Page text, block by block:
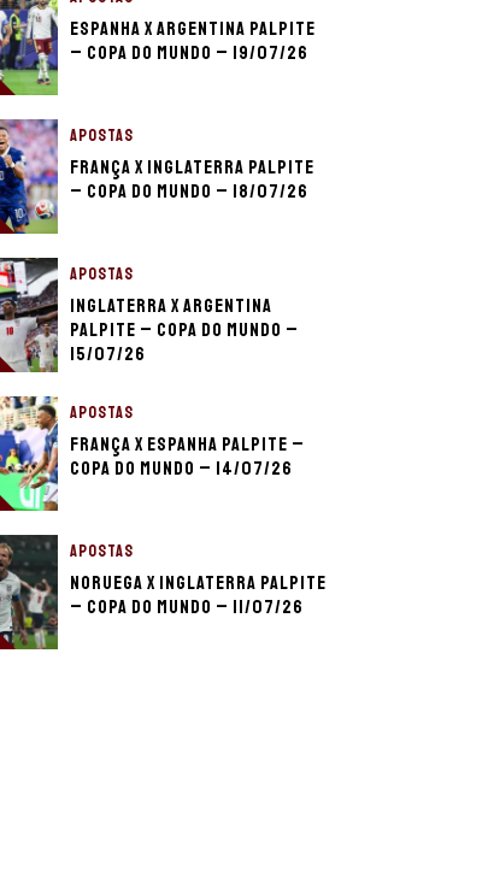
Espanha x Argentina palpite
– Copa do Mundo – 19/07/26
APOSTAS
França x Inglaterra palpite
– Copa do Mundo – 18/07/26
APOSTAS
Inglaterra x Argentina
palpite – Copa do Mundo –
15/07/26
APOSTAS
França x Espanha palpite –
Copa do Mundo – 14/07/26
APOSTAS
Noruega x Inglaterra palpite
– Copa do Mundo – 11/07/26